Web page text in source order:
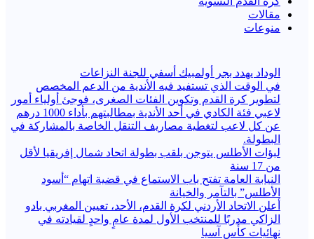
مقالات
منوعات
الوداد يهدد بجر أولمبيك أسفي للجنة النزاعات
في الوقت الذي تستفيد فيه الأندية من الدعم المخصص
لتطوير كرة القدم وتكوين الفئات الصغرى، فوجئ أولياء أمور
لاعبي فئة الكادي في أحد الأندية بمطالبتهم بأداء 1000 درهم
عن كل لاعب لتغطية مصاريف التنقل الخاصة بالمشاركة في
البطولة.
لبؤات الأطلس يتوجن بلقب بطولة اتحاد شمال إفريقيا لأقل
من 17 سنة
النيابة العامة تفتح باب الاستماع في قضية اتهام “أسود
الأطلس” بالتآمر والخيانة
أعلن الاتحاد الأردني لكرة القدم، الأحد، تعيين المغربي بادو
الزاكي مدربًا للمنتخب الأول لمدة عامٍ واحدٍ لقيادته ​في
نهائيات كأس آسيا